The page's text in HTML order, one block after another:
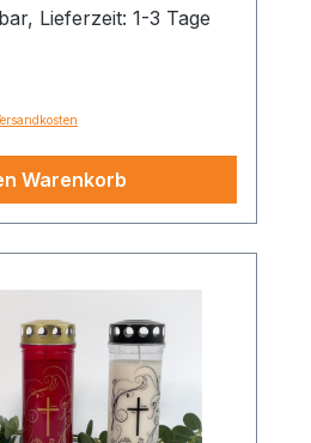
Lieferzeit: 1-3 Tage
Warenkorb